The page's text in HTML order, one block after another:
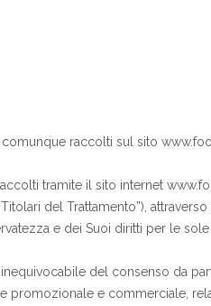
raccolti sul sito
tramite il sito internet
del Trattamento”),
e dei Suoi diritti per le
del consenso da
promozionale e commerciale,